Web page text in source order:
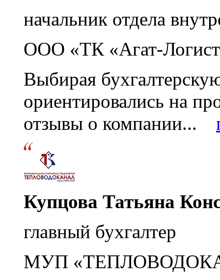
начальник отдела
ООО «ТК «Агат-
Выбирая
ориентировались на
отзывы о компании...
Купцова Татьяна
главный бухгалтер
МУП